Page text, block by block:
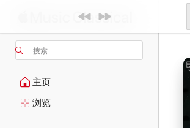
搜索
主页
浏览